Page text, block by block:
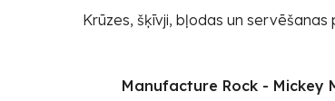
Krūzes, šķīvji, bļodas un
Manufacture Rock - Mickey